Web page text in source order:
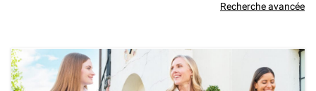
Recherche avancée